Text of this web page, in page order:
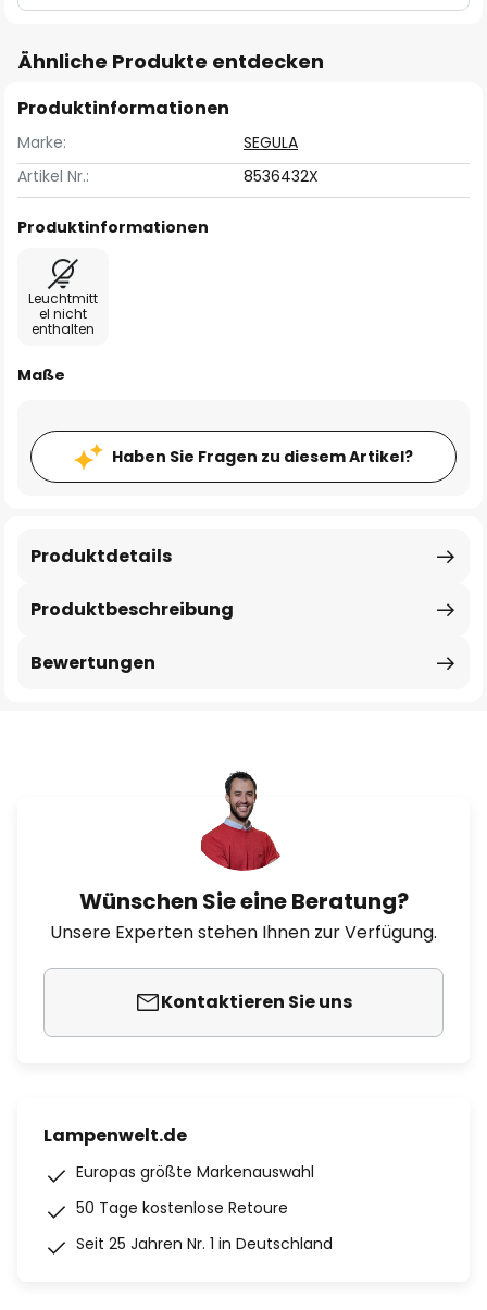
Ähnliche Produkte entdecken
Produktinformationen
Marke:
SEGULA
Artikel Nr.:
8536432X
Produktinformationen
Leuchtmitt
el nicht
enthalten
Maße
Haben Sie Fragen zu diesem Artikel?
Produktbeschreibung
Produktdetails
Bewertungen
Wünschen Sie eine Beratung?
Unsere Experten stehen Ihnen zur Verfügung.
Kontaktieren Sie uns
Lampenwelt.de
Europas größte Markenauswahl
50 Tage kostenlose Retoure
Seit 25 Jahren Nr. 1 in Deutschland